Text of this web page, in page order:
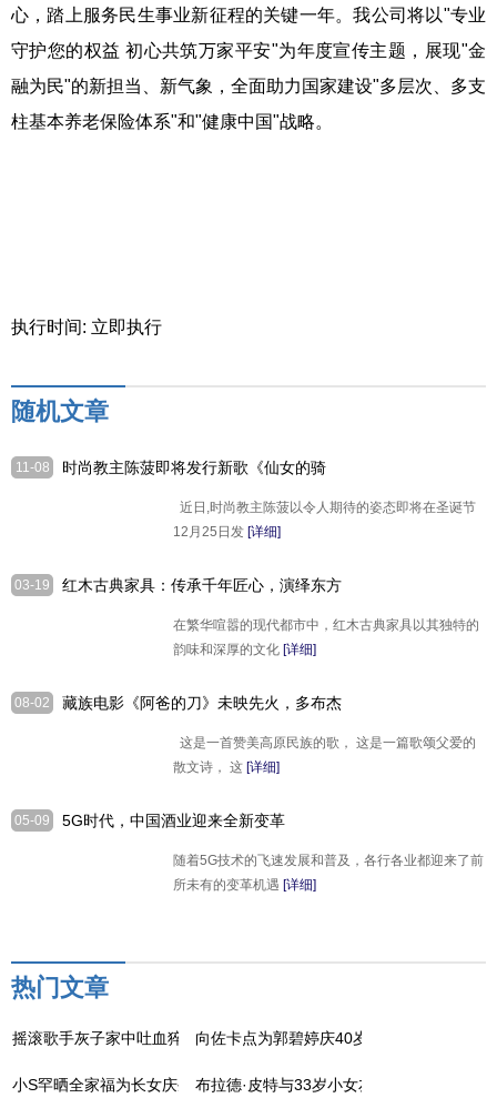
心，踏上服务民生事业新征程的关键一年。我公司将以"专业
守护您的权益 初心共筑万家平安"为年度宣传主题，展现"金
融为民"的新担当、新气象，全面助力国家建设"多层次、多支
柱基本养老保险体系"和"健康中国"战略。
执行时间: 立即执行
随机文章
11-08
时尚教主陈菠即将发行新歌《仙女的骑
近日,时尚教主陈菠以令人期待的姿态即将在圣诞节
12月25日发 [详细]
03-19
红木古典家具：传承千年匠心，演绎东方
在繁华喧嚣的现代都市中，红木古典家具以其独特的
韵味和深厚的文化 [详细]
08-02
藏族电影《阿爸的刀》未映先火，多布杰
这是一首赞美高原民族的歌， 这是一篇歌颂父爱的
散文诗， 这 [详细]
05-09 5G时代，中国酒业迎来全新变革
随着5G技术的飞速发展和普及，各行各业都迎来了前
所未有的变革机遇 [详细]
热门文章
摇滚歌手灰子家中吐血猝死，经常熬夜喝酒
向佐卡点为郭碧婷庆40岁生日
小S罕晒全家福为长女庆生 布拉德·皮特与33岁小女友恋情升温，同框